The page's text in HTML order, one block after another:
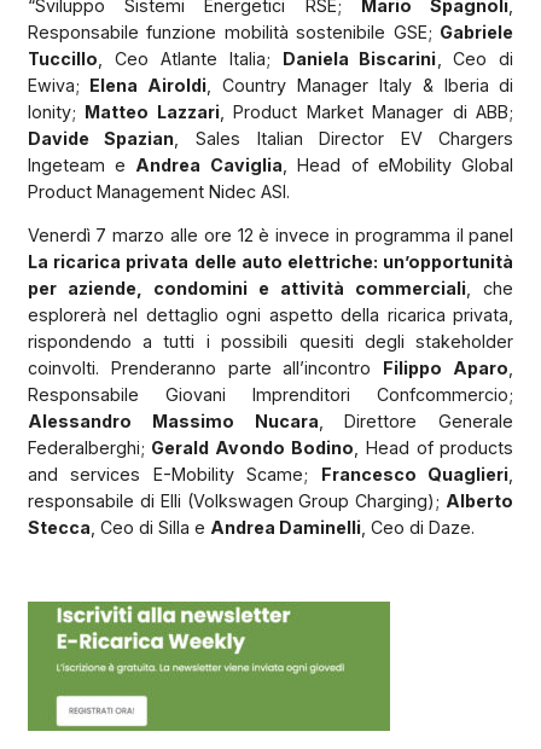
“Sviluppo Sistemi Energetici RSE; Mario Spagnoli
Responsabile funzione mobilità sostenibile GSE; Gabriele
Tuccillo , Ceo Atlante Italia; Daniela Biscarini , Ceo di
Ewiva; Elena Airoldi , Country Manager Italy & Iberia di
Ionity; Matteo Lazzari, Product Market Manager di ABB;
Davide Spazian , Sales Italian Director EV Chargers
Ingeteam e Andrea Caviglia , Head of eMobility Global
Product Management Nidec ASI.
Venerdì 7 marzo alle ore 12 è invece in programma il panel
La ricarica privata delle auto elettriche: un’opportunità
per aziende, condomini e attività commerciali , che
esplorerà nel dettaglio ogni aspetto della ricarica privata,
rispondendo a tutti i possibili quesiti degli stakeholder
coinvolti. Prenderanno parte all’incontro Filippo Aparo
Responsabile Giovani Imprenditori Confcommercio;
Alessandro Massimo Nucara , Direttore Generale
Federalberghi; Gerald Avondo Bodino , Head of products
and services E-Mobility Scame; Francesco Quaglieri
responsabile di Elli (Volkswagen Group Charging); Alberto
Stecca , Ceo di Silla e Andrea Daminelli, Ceo di Daze.